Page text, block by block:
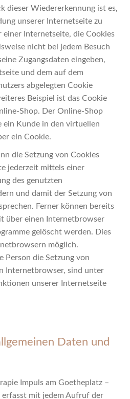
dieser Wiedererkennung ist es,
unserer Internetseite zu
Internetseite, die Cookies
nicht bei jedem Besuch
Zugangsdaten eingeben,
und dem auf dem
abgelegten Cookie
Beispiel ist das Cookie
Shop. Der Online-Shop
ein Kunde in den virtuellen
ein Cookie.
die Setzung von Cookies
jederzeit mittels einer
des genutzten
und damit der Setzung von
Ferner können bereits
über einen Internetbrowser
gelöscht werden. Dies
möglich.
Person die Setzung von
Internetbrowser, sind unter
unserer Internetseite
Daten und
Impuls am Goetheplatz –
erfasst mit jedem Aufruf der